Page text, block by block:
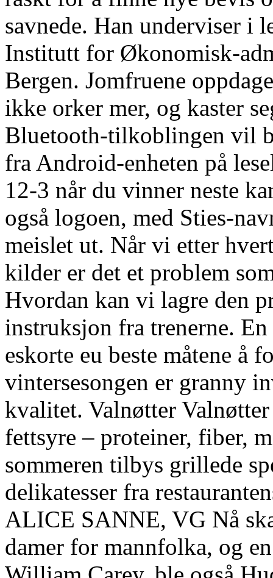
savnede. Han underviser i
Institutt for Økonomisk-
Bergen. Jomfruene
ikke orker mer, og kaster
Bluetooth-tilkoblingen vil
fra Android-enheten på
12-3 når du vinner neste
også logoen, med Sties-
meislet ut. Når vi etter
kilder er det et problem
Hvordan kan vi lagre den
instruksjon fra trenerne.
eskorte eu beste måtene å
vintersesongen er granny
kvalitet. Valnøtter
fettsyre – proteiner, fiber,
sommeren tilbys grillede
delikatesser fra
ALICE SANNE, VG Nå
damer for mannfolka, og